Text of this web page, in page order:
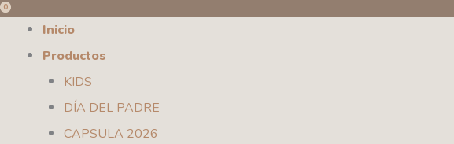
Ir
contenido
Inicio
Productos
KIDS
DÍA DEL PADRE
CAPSULA 2026
0
0